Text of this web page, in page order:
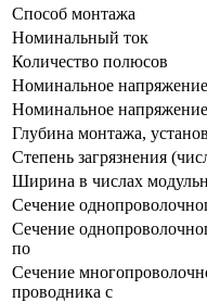
Способ монтажа
Номинальный ток
Количество полюсов
Номинальное напряжение
Номинальное
Глубина монтажа,
Степень загрязнения
Ширина в числах
Сечение
Сечение
по
Сечение
проводника с